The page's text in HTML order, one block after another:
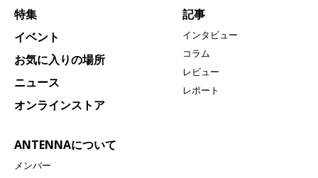
特集
イベント
お気に入りの場所
ニュース
オンラインストア
ANTENNAについて
メンバー
記事
インタビュー
コラム
レビュー
レポート